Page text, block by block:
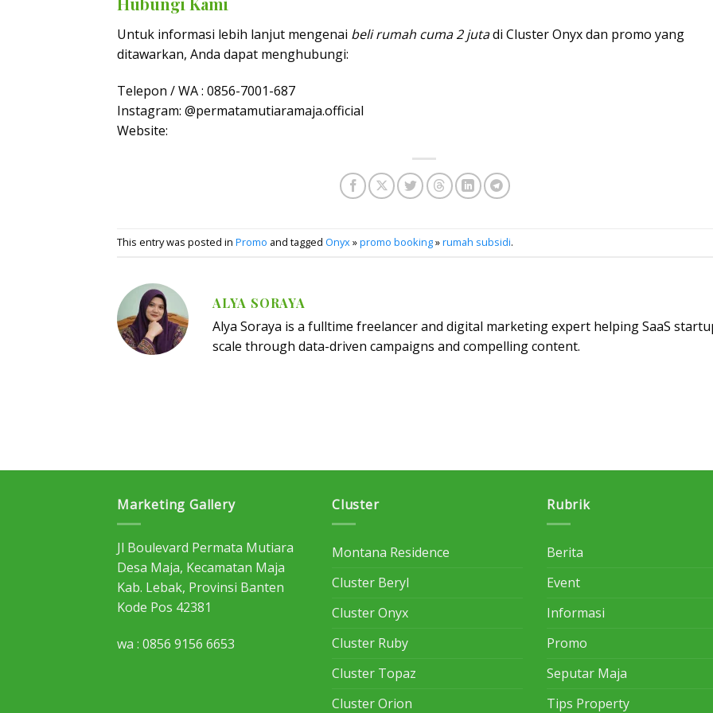
Untuk informasi lebih lanjut mengenai beli rumah cuma 2 jutadi Cluster Onyx dan promo yang
ditawarkan, Anda dapat menghubungi:
Telepon / WA : 0856-7001-687
Instagram: @permatamutiaramaja.official
Website:
This entry was posted in Promo and tagged Onyx»promo booking»rumah subsidi.
ALYA SORAYA
Alya Soraya is a fulltime freelancer and digital marketing expert helping SaaS
scale through data-driven campaigns and compelling content.
Marketing Gallery
Jl Boulevard Permata Mutiara
Desa Maja, Kecamatan Maja
Kab. Lebak, Provinsi Banten
Kode Pos 42381
wa : 0856 9156 6653
Cluster
Montana Residence
Cluster Beryl
Cluster Onyx
Cluster Ruby
Cluster Topaz
Cluster Orion
Rubrik
Berita
Event
Informasi
Promo
Seputar Maja
Tips Property